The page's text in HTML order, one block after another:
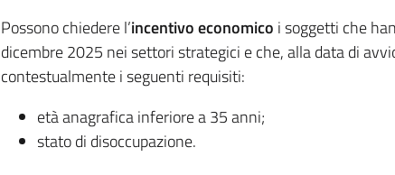
Possono chiedere l’incentivo economico i soggetti che
dicembre 2025 nei settori strategici e che, alla data di
contestualmente i seguenti requisiti:
età anagrafica inferiore a 35 anni;
stato di disoccupazione.